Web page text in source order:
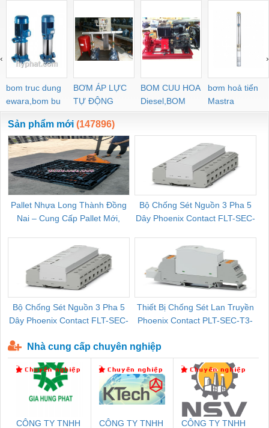
bom truc dung
ewara,bom bu
ewara
BƠM ÁP LỰC
TỰ ĐỘNG
BOM CUU HOA
Diesel,BOM
CHUA CHAY
bơm hoả tiển
Mastra
‹ ›
Sản phẩm mới (147896)
Pallet Nhựa Long Thành Đồng
Nai – Cung Cấp Pallet Mới,
Bộ Chống Sét Nguồn 3 Pha 5
Dây Phoenix Contact FLT-SEC-
Bộ Chống Sét Nguồn 3 Pha 5
Dây Phoenix Contact FLT-SEC-
Thiết Bị Chống Sét Lan Truyền
Phoenix Contact PLT-SEC-T3-
Nhà cung cấp chuyên nghiệp
CÔNG TY TNHH
CÔNG TY TNHH
CÔNG TY TNHH